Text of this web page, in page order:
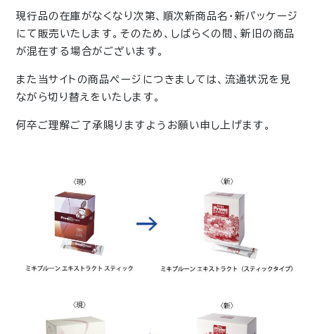
現行品の在庫がなくなり次第、順次新商品名・新パッケージ
にて販売いたします。そのため、しばらくの間、新旧の商品
が混在する場合がございます。
また当サイトの商品ページにつきましては、流通状況を見
ながら切り替えをいたします。
何卒ご理解ご了承賜りますようお願い申し上げます。